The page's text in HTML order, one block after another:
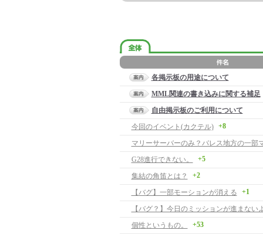
各掲示板の用途について
MML関連の書き込みに関する補足
自由掲示板のご利用について
今回のイベント(カクテル)
+8
マリーサーバーのみ？バレス地方の一部
G28進行できない。
+5
集結の角笛とは？ +2
【バグ】一部モーションが消える +1
【バグ？】今日のミッションが進まない
個性というもの。
+53